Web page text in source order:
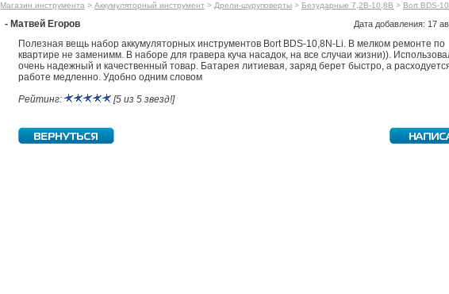
Магазин инструмента > Аккумуляторный инструмент > Дрели-шуруповерты > Безударные 7,2В-10,8В > Bort BDS-
- Матвей Егоров Дата добавления: 17
Полезная вещь набор аккумуляторных инструментов Bort BDS-10,8N-Li. В мелком ремонте по
квартире не заменимм. В наборе для гравера куча насадок, на все случаи жизни)).
очень надежный и качественный товар. Батарея литиевая, заряд берет быстро, а
работе медленно. Удобно одним словом
Рейтинг:
[5 из 5 звезд!]